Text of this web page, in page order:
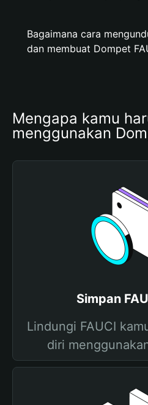
Bagaimana cara
dan membuat Dompet
Mengapa kamu
menggunakan
Simpan
Lindungi FAUCI
diri